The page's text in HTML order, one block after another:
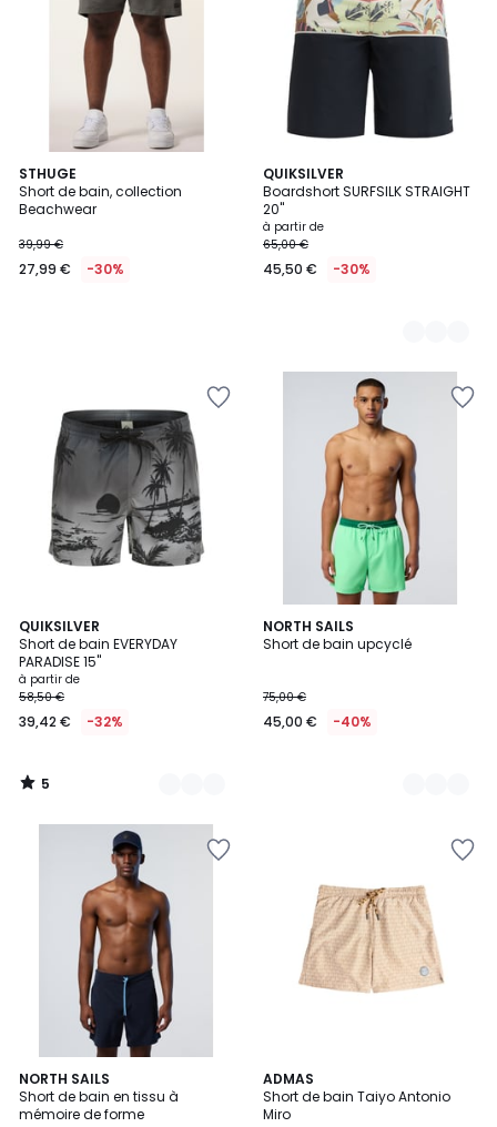
STHUGE
Short de bain, collection
Beachwear
39,99 €
27,99 € -30%
QUIKSILVER
Boardshort SURFSILK STRAIGHT
20"
à partir de
65,00 €
45,50 € -30%
3
Couleurs
QUIKSILVER
Short de bain EVERYDAY
PARADISE 15"
à partir de
58,50 €
39,42 € -32%
5
/
5
2
Couleurs
5
/
NORTH SAILS
Short de bain upcyclé
75,00 €
45,00 € -40%
4
Couleurs
NORTH SAILS
Short de bain en tissu à
mémoire de forme
2
Couleurs
ADMAS
Short de bain Taiyo Antonio
Miro
2
Couleurs